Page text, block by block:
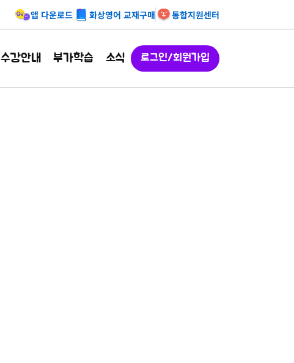
앱 다운로드 화상영어 교재구매 통합지원센터
수강안내 부가학습 소식 로그인/회원가입